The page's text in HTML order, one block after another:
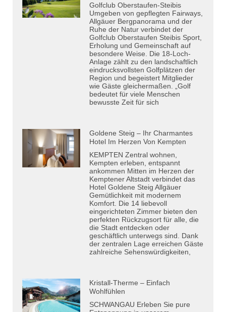
Golfclub Oberstaufen-Steibis
Umgeben von gepflegten Fairways,
Allgäuer Bergpanorama und der
Ruhe der Natur verbindet der
Golfclub Oberstaufen Steibis Sport,
Erholung und Gemeinschaft auf
besondere Weise. Die 18-Loch-
Anlage zählt zu den landschaftlich
eindrucksvollsten Golfplätzen der
Region und begeistert Mitglieder
wie Gäste gleichermaßen. „Golf
bedeutet für viele Menschen
bewusste Zeit für sich
Goldene Steig – Ihr Charmantes
Hotel Im Herzen Von Kempten
KEMPTEN Zentral wohnen,
Kempten erleben, entspannt
ankommen Mitten im Herzen der
Kemptener Altstadt verbindet das
Hotel Goldene Steig Allgäuer
Gemütlichkeit mit modernem
Komfort. Die 14 liebevoll
eingerichteten Zimmer bieten den
perfekten Rückzugsort für alle, die
die Stadt entdecken oder
geschäftlich unterwegs sind. Dank
der zentralen Lage erreichen Gäste
zahlreiche Sehenswürdigkeiten,
Kristall-Therme – Einfach
Wohlfühlen
SCHWANGAU Erleben Sie pure